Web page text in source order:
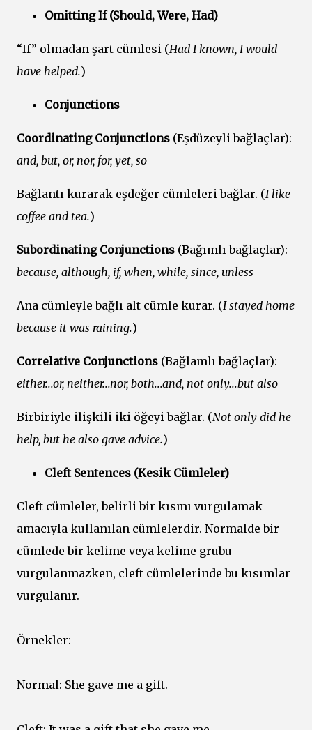
Omitting If (Should, Were, Had)
“If” olmadan şart cümlesi (Had I known, I would
have helped.)
Conjunctions
Coordinating Conjunctions (Eşdüzeyli bağlaçlar):
and, but, or, nor, for, yet, so
Bağlantı kurarak eşdeğer cümleleri bağlar. (I like
coffee and tea.)
Subordinating Conjunctions (Bağımlı bağlaçlar):
because, although, if, when, while, since, unless
Ana cümleyle bağlı alt cümle kurar. (I stayed home
because it was raining.)
Correlative Conjunctions (Bağlamlı bağlaçlar):
either...or, neither...nor, both...and, not only...but also
Birbiriyle ilişkili iki öğeyi bağlar. (Not only did he
help, but he also gave advice.)
Cleft Sentences (Kesik Cümleler)
Cleft cümleler, belirli bir kısmı vurgulamak
amacıyla kullanılan cümlelerdir. Normalde bir
cümlede bir kelime veya kelime grubu
vurgulanmazken, cleft cümlelerinde bu kısımlar
vurgulanır.
Örnekler:
Normal: She gave me a gift.